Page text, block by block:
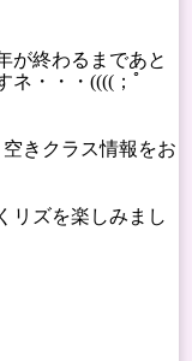
が終わるまであと
ネ・・・((((；ﾟ
きクラス情報をお
リズを楽しみまし